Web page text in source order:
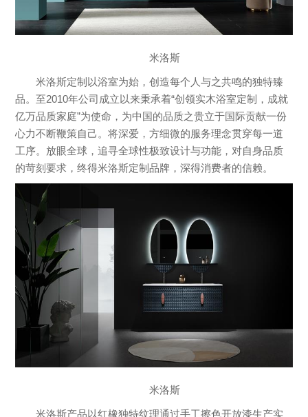
米洛斯
米洛斯定制以浴室为始，创造每个人与之共鸣的独特臻
品。至2010年公司成立以来秉承着“创领实木浴室定制，成就
亿万品质家庭”为使命，为中国的品质之贵立于国际贡献一份
心力不断鞭策自己。将深爱，方细微的服务理念贯穿每一道
工序。放眼全球，追寻全球性极致设计与功能，对自身品质
的苛刻要求，终得米洛斯定制品牌，深得消费者的信赖。
米洛斯
米洛斯产品以红橡独特纹理通过手工擦色开放漆生产实